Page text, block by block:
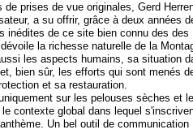
prises de vue originales, Gerd
a su offrir, grâce à deux années
inédites de ce site bien connu des des
la richesse naturelle de la
les aspects humains, sa situation
bien sûr, les efforts qui sont menés
et sa restauration.
sur les pelouses sèches et
contexte global dans lequel
Un bel outil de communication